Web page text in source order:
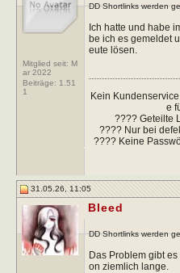
Mitglied seit: M
ar 2022
Beiträge: 1.51
1
DD Shortlinks werden
Ich hatte und habe
be ich es gemeldet
eute lösen.
Kein
e
???? Geteilte
???? Nur bei
???? Keine
31.05.26, 11:05
Bleed
DD Shortlinks werden
Das Problem gibt
on ziemlich lange.